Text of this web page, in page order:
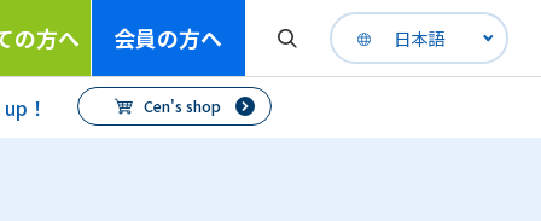
の方へ 会員の方へ 日本語
！ Cen's shop